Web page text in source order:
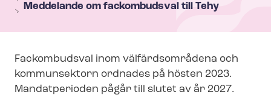
t
Meddelande om fackombudsval till Tehy
Fackombudsval inom välfärdsområdena och
kommunsektorn ordnades på hösten 2023.
Mandatperioden pågår till slutet av år 2027.